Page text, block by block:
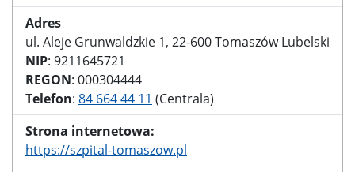
Adres
ul. Aleje Grunwaldzkie 1, 22-600 Tomaszów Lubelski
NIP: 9211645721
REGON: 000304444
Telefon: 84 664 44 11 (Centrala)
Strona internetowa:
https://szpital-tomaszow.pl